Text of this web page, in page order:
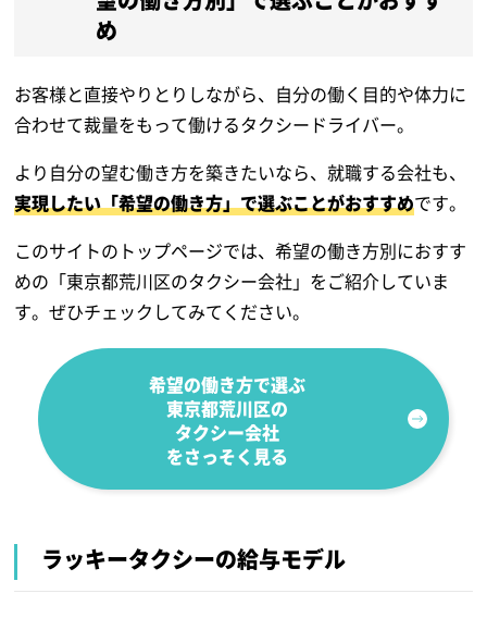
め
お客様と直接やりとりしながら、自分の働く目的や体力に
合わせて裁量をもって働けるタクシードライバー。
より自分の望む働き方を築きたいなら、就職する会社も、
実現したい「希望の働き方」で選ぶことがおすすめです。
このサイトのトップページでは、希望の働き方別におすす
めの「東京都荒川区のタクシー会社」をご紹介していま
す。ぜひチェックしてみてください。
希望の働き方で選ぶ
東京都荒川区の
タクシー会社
をさっそく見る
ラッキータクシーの給与モデル